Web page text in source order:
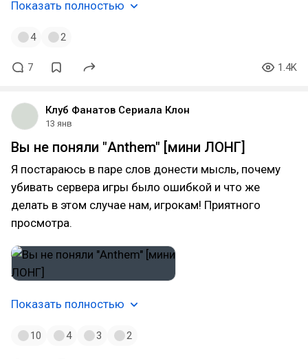
Показать полностью
4 2
7 1.4K
Клуб Фанатов Сериала Клон
13 янв
Вы не поняли "Anthem" [мини ЛОНГ]
Я постараюсь в паре слов донести мысль, почему
убивать сервера игры было ошибкой и что же
делать в этом случае нам, игрокам! Приятного
просмотра.
Показать полностью
10 4 3 2